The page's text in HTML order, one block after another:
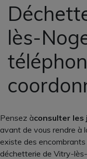
lès-
Pensez àconsulter
avant de vous rendre à
existe des
déchetterie de Vitry-